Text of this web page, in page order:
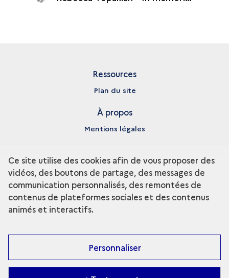
Ressources
Plan du site
À propos
Mentions légales
Instagram - Grande Commande Photo
Ce site utilise des cookies afin de vous proposer des
vidéos, des boutons de partage, des messages de
communication personnalisés, des remontées de
contenus de plateformes sociales et des contenus
animés et interactifs.
Personnaliser